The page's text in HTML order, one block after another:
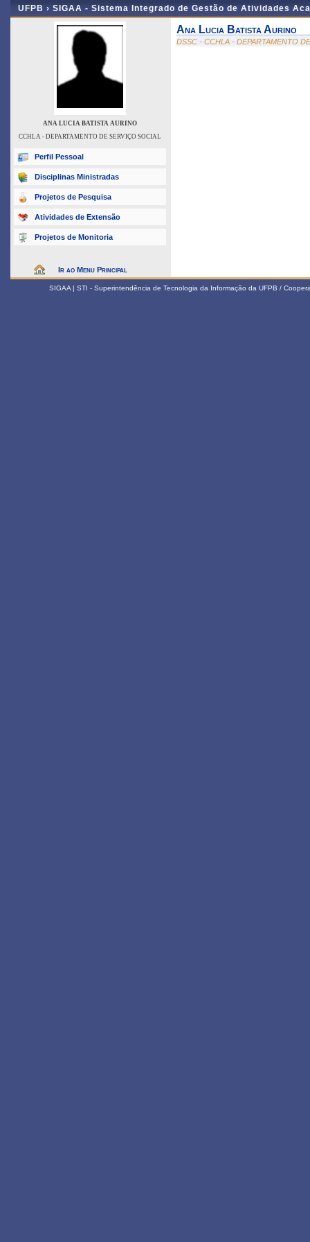
UFPB › SIGAA - Sistema Integrado de Gestão de Atividades
ANA LUCIA BATISTA AURINO
CCHLA - DEPARTAMENTO DE SERVIÇO SOCIAL
Perfil Pessoal
Disciplinas Ministradas
Projetos de Pesquisa
Atividades de Extensão
Projetos de Monitoria
Ir ao Menu Principal
Ana Lucia Batista Aurino
DSSC - CCHLA - DEPARTAMENTO
SIGAA | STI - Superintendência de Tecnologia da Informação da UFPB /